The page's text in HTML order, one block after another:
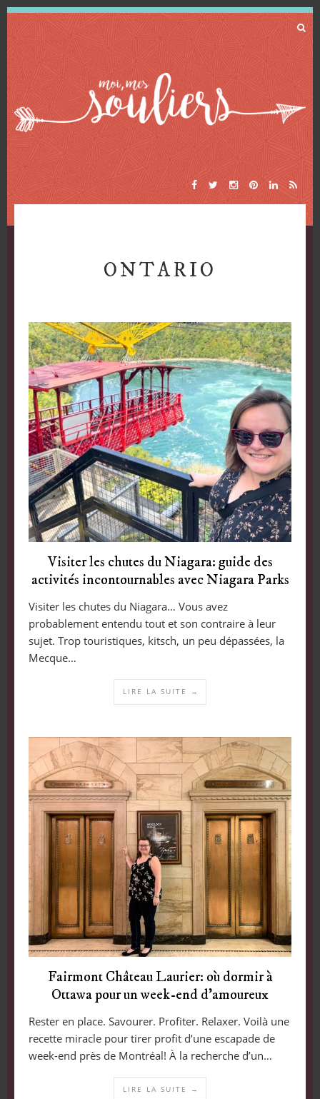
ONTARIO
Visiter les chutes du Niagara: guide des
activités incontournables avec Niagara Parks
Visiter les chutes du Niagara… Vous avez
probablement entendu tout et son contraire à leur
sujet. Trop touristiques, kitsch, un peu dépassées, la
Mecque…
LIRE LA SUITE →
Fairmont Château Laurier: où dormir à
Ottawa pour un week-end d’amoureux
Rester en place. Savourer. Profiter. Relaxer. Voilà une
recette miracle pour tirer profit d’une escapade de
week-end près de Montréal! À la recherche d’un…
LIRE LA SUITE →